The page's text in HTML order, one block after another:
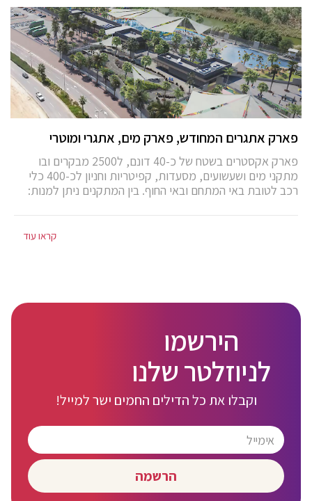
פארק אתגרים המחודש, פארק מים, אתגרי ומוטרי
פארק אקסטרים בשטח של כ-40 דונם, ל2500 מבקרים ובו
מתקני מים ושעשועים, מסעדות, קפיטריות וחניון לכ-400 כלי
רכב לטובת באי המתחם ובאי החוף. בין המתקנים ניתן למנות:
קראו עוד
הירשמו
לניוזלטר שלנו
וקבלו את כל הדילים החמים ישר למייל!
הרשמה